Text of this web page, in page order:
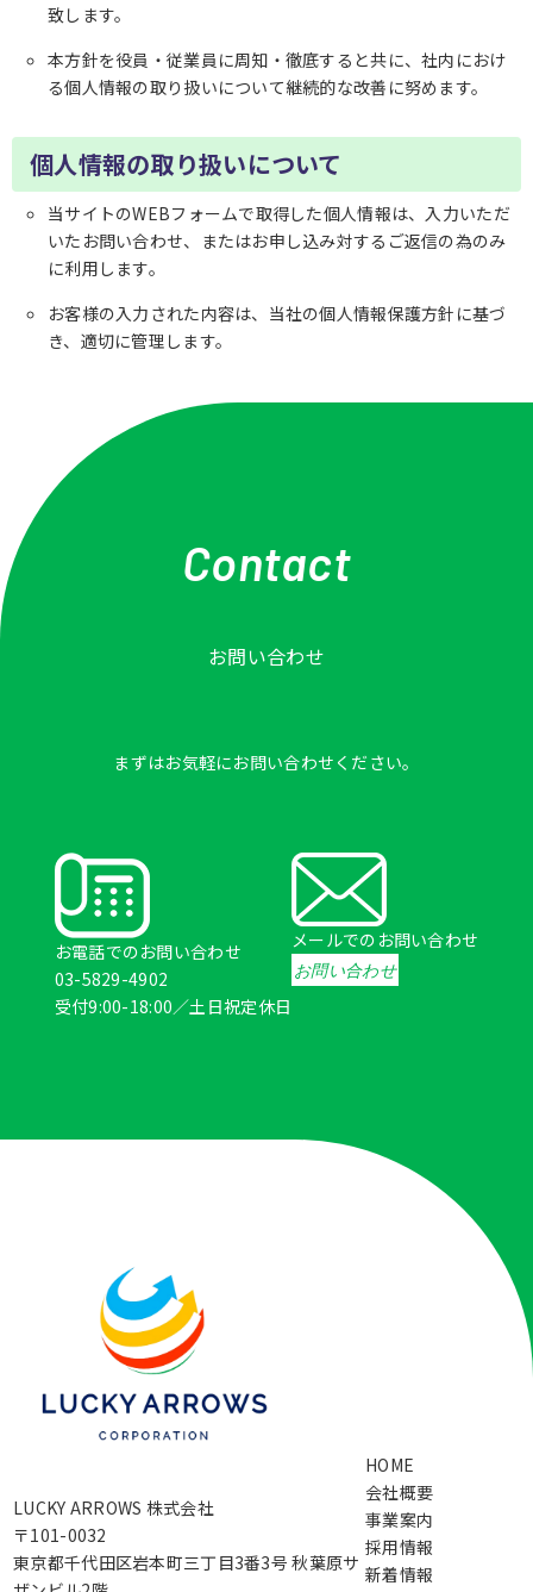
致します。
本方針を役員・従業員に周知・徹底すると共に、社内におけ
る個人情報の取り扱いについて継続的な改善に努めます。
個人情報の取り扱いについて
当サイトのWEBフォームで取得した個人情報は、入力いただ
いたお問い合わせ、またはお申し込み対するご返信の為のみ
に利用します。
お客様の入力された内容は、当社の個人情報保護方針に基づ
き、適切に管理します。
Contact
お問い合わせ
まずはお気軽にお問い合わせください。
お電話でのお問い合わせ
03-5829-4902
受付9:00-18:00／土日祝定休日
メールでのお問い合わせ
お問い合わせ
LUCKY ARROWS 株式会社
〒101-0032
東京都千代田区岩本町三丁目3番3号 秋葉原サ
HOME
会社概要
事業案内
採用情報
新着情報